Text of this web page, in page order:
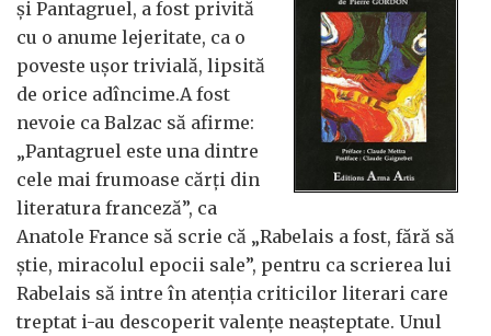
şi Pantagruel, a fost privită
cu o anume lejeritate, ca o
poveste uşor trivială, lipsită
de orice adîncime.A fost
nevoie ca Balzac să afirme:
„Pantagruel este una dintre
cele mai frumoase cărţi din
literatura franceză”, ca
Anatole France să scrie că „Rabelais a fost, fără să
ştie, miracolul epocii sale”, pentru ca scrierea lui
Rabelais să intre în atenţia criticilor literari care
treptat i-au descoperit valenţe neaşteptate. Unul